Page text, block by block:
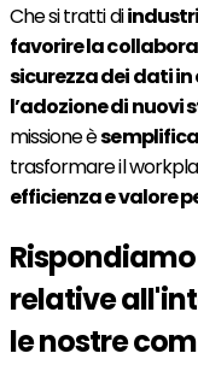
Che si tratti di
favorire la
sicurezza dei dati
l’adozione di
missione è
trasformare il
efficienza e valore
relative
le nostre